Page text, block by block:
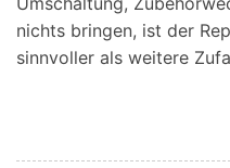
nichts bringen, ist der
sinnvoller als weitere